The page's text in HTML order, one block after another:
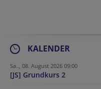
KALENDER
Sa.., 08. August 2026 09:00
[JS] Grundkurs 2